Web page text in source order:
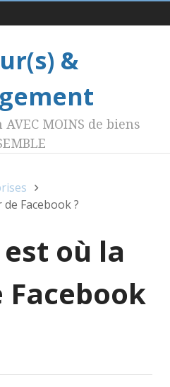
Menu 1
&
AVEC MOINS de biens
Facebook ?
où la